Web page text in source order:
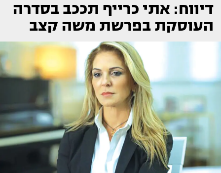
דיווח: אתי כרייף תככב בסדרה
העוסקת בפרשת משה קצב